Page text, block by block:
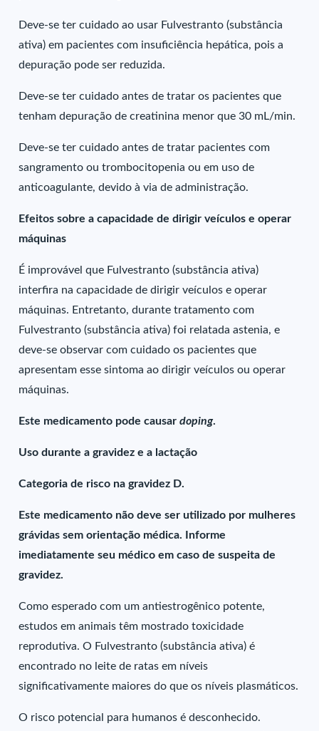
Deve-se ter cuidado ao usar Fulvestranto (substância
ativa) em pacientes com insuficiência hepática, pois a
depuração pode ser reduzida.
Deve-se ter cuidado antes de tratar os pacientes que
tenham depuração de creatinina menor que 30 mL/min.
Deve-se ter cuidado antes de tratar pacientes com
sangramento ou trombocitopenia ou em uso de
anticoagulante, devido à via de administração.
Efeitos sobre a capacidade de dirigir veículos e operar
máquinas
É improvável que Fulvestranto (substância ativa)
interfira na capacidade de dirigir veículos e operar
máquinas. Entretanto, durante tratamento com
Fulvestranto (substância ativa) foi relatada astenia, e
deve-se observar com cuidado os pacientes que
apresentam esse sintoma ao dirigir veículos ou operar
máquinas.
Este medicamento pode causardoping.
Uso durante a gravidez e a lactação
Categoria de risco na gravidez D.
Este medicamento não deve ser utilizado por mulheres
grávidas sem orientação médica. Informe
imediatamente seu médico em caso de suspeita de
gravidez.
Como esperado com um antiestrogênico potente,
estudos em animais têm mostrado toxicidade
reprodutiva. O Fulvestranto (substância ativa) é
encontrado no leite de ratas em níveis
significativamente maiores do que os níveis plasmáticos.
O risco potencial para humanos é desconhecido.